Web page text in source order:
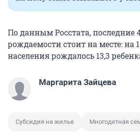
По данным Росстата, последние
рождаемости стоит на месте: на
населения рождалось 13,3
Маргарита Зайцева
Субсидия на жилье Многодетная